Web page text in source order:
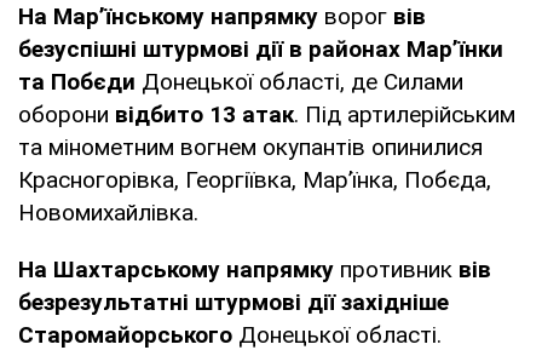
На Мар’їнському напрямку ворог вів
безуспішні штурмові дії в районах Мар’їнки
та Побєди Донецької області, де Силами
оборони відбито 13 атак. Під артилерійським
та мінометним вогнем окупантів опинилися
Красногорівка, Георгіївка, Мар’їнка, Побєда,
Новомихайлівка.
На Шахтарському напрямку противник вів
безрезультатні штурмові дії західніше
Старомайорського Донецької області.